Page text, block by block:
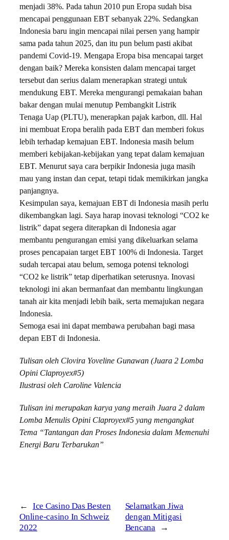
menjadi 38%. Pada tahun 2010 pun Eropa sudah bisa
mencapai penggunaan EBT sebanyak 22%. Sedangkan
Indonesia baru ingin mencapai nilai persen yang hampir
sama pada tahun 2025, dan itu pun belum pasti akibat
pandemi Covid-19. Mengapa Eropa bisa mencapai target
dengan baik? Mereka konsisten dalam mencapai target
tersebut dan serius dalam menerapkan strategi untuk
mendukung EBT. Mereka mengurangi pemakaian bahan
bakar dengan mulai menutup Pembangkit Listrik
Tenaga Uap (PLTU), menerapkan pajak karbon, dll. Hal
ini membuat Eropa beralih pada EBT dan memberi fokus
lebih terhadap kemajuan EBT. Indonesia masih belum
memberi kebijakan-kebijakan yang tepat dalam kemajuan
EBT. Menurut saya cara berpikir Indonesia juga masih
mau yang instan dan cepat, tetapi tidak memikirkan jangka
panjangnya.
Kesimpulan saya, kemajuan EBT di Indonesia masih perlu
dikembangkan lagi. Saya harap inovasi teknologi “CO2 ke
listrik” dapat segera diterapkan di Indonesia agar
membantu pengurangan emisi yang dikeluarkan selama
proses pencapaian target EBT 100% di Indonesia. Target
sudah tercapai atau belum, semoga potensi teknologi
“CO2 ke listrik” tetap diperhatikan seterusnya. Inovasi
teknologi ini akan bermanfaat dan membantu lingkungan
tanah air kita menjadi lebih baik, serta memajukan negara
Indonesia.
Semoga esai ini dapat membawa perubahan bagi masa
depan EBT di Indonesia.
Tulisan oleh Clovira Yoveline Gunawan (Juara 2 Lomba
Opini Claproyex#5)
Ilustrasi oleh Caroline Valencia
Tulisan ini merupakan karya yang meraih Juara 2 dalam
Lomba Menulis Opini Claproyex#5 yang mengangkat
Tema “Tantangan dan Proses Indonesia dalam Memenuhi
Energi Baru Terbarukan”
←
Ice Casino Das Besten
Online-casino In Schweiz
2022
Selamatkan Jiwa
dengan Mitigasi
Bencana
→